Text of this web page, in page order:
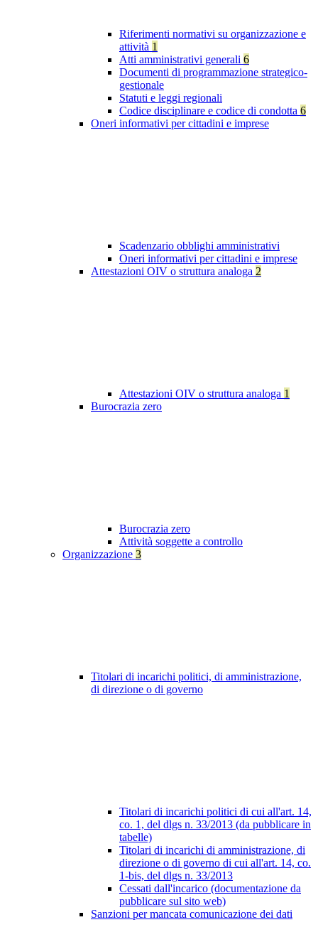
Riferimenti normativi su organizzazione e
attività 1
Atti amministrativi generali 6
Documenti di programmazione strategico-
gestionale
Statuti e leggi regionali
Codice disciplinare e codice di condotta 6
Oneri informativi per cittadini e imprese
Scadenzario obblighi amministrativi
Oneri informativi per cittadini e imprese
Attestazioni OIV o struttura analoga 2
Attestazioni OIV o struttura analoga 1
Burocrazia zero
Burocrazia zero
Attività soggette a controllo
Organizzazione 3
Titolari di incarichi politici, di amministrazione,
di direzione o di governo
Titolari di incarichi politici di cui all'art. 14,
co. 1, del dlgs n. 33/2013 (da pubblicare in
tabelle)
Titolari di incarichi di amministrazione, di
direzione o di governo di cui all'art. 14, co.
1-bis, del dlgs n. 33/2013
Cessati dall'incarico (documentazione da
pubblicare sul sito web)
Sanzioni per mancata comunicazione dei dati